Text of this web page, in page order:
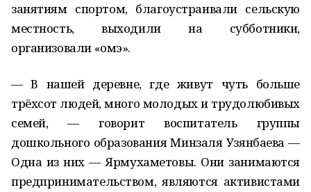
занятиям спортом, благоустраивали сельскую
местность, выходили на субботники,
организовали «омэ».
— В нашей деревне, где живут чуть больше
трёхсот людей, много молодых и трудолюбивых
семей, — говорит воспитатель группы
дошкольного образования Минзаля Узянбаева —
Одна из них — Ярмухаметовы. Они занимаются
предпринимательством, являются активистами